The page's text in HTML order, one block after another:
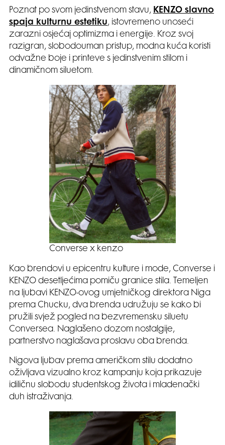
Poznat po svom jedinstvenom stavu, KENZO slavno
spaja kulturnu estetiku, istovremeno unoseći
zarazni osjećaj optimizma i energije. Kroz svoj
razigran, slobodouman pristup, modna kuća koristi
odvažne boje i printeve s jedinstvenim stilom i
dinamičnom siluetom.
Converse x kenzo
Kao brendovi u epicentru kulture i mode, Converse i
KENZO desetljećima pomiču granice stila. Temeljen
na ljubavi KENZO-ovog umjetničkog direktora Niga
prema Chucku, dva brenda udružuju se kako bi
pružili svjež pogled na bezvremensku siluetu
Conversea. Naglašeno dozom nostalgije,
partnerstvo naglašava proslavu oba brenda.
Nigova ljubav prema američkom stilu dodatno
oživljava vizualno kroz kampanju koja prikazuje
idiličnu slobodu studentskog života i mladenački
duh istraživanja.